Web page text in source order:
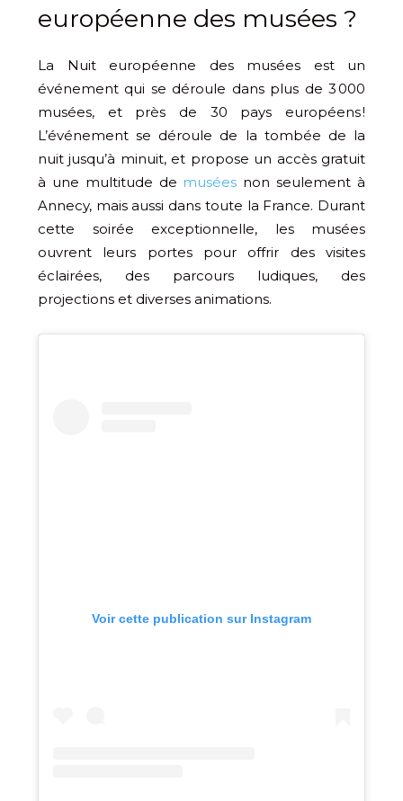
européenne des musées ?
La Nuit européenne des musées est un
événement qui se déroule dans plus de 3 000
musées, et près de 30 pays européens !
L’événement se déroule de la tombée de la
nuit jusqu’à minuit, et propose un accès gratuit
à une multitude de musées non seulement à
Annecy, mais aussi dans toute la France. Durant
cette soirée exceptionnelle, les musées
ouvrent leurs portes pour offrir des visites
éclairées, des parcours ludiques, des
projections et diverses animations.
Voir cette publication sur Instagram